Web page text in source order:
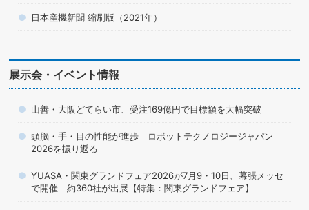
日本産機新聞 縮刷版（2021年）
展示会・イベント情報
山善・大阪どてらい市、受注169億円で目標額を大幅突破
頭脳・手・目の性能が進歩 ロボットテクノロジージャパン
2026を振り返る
YUASA・関東グランドフェア2026が7月9・10日、幕張メッセ
で開催 約360社が出展【特集：関東グランドフェア】